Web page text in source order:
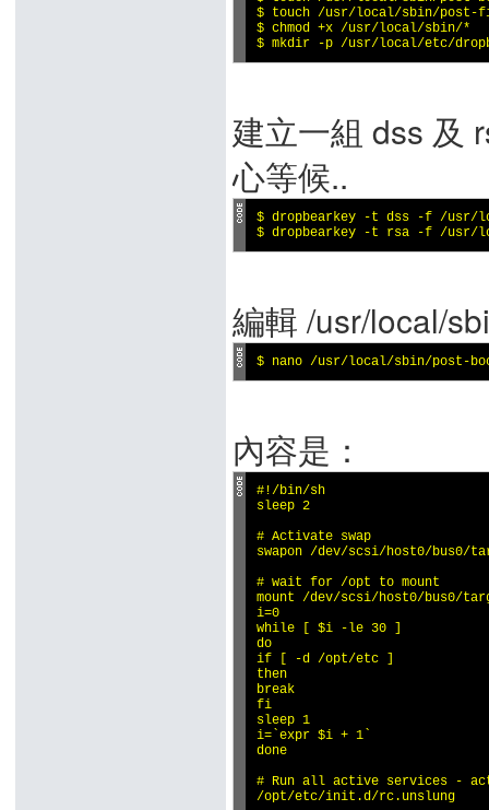
$ touch /usr/local/sbin/post-
$ chmod +x /usr/local/sbin/*
$ mkdir -p /usr/local/etc/
建立一組 dss 及
心等候..
$ dropbearkey -t dss -f /usr/
$ dropbearkey -t rsa -f /usr/
編輯 /usr/local/
$ nano /usr/local/sbin/post-
內容是：
#!/bin/sh
sleep 2
# Activate swap
swapon /dev/scsi/host0/bus0/
# wait for /opt to mount
mount /dev/scsi/host0/bus0/
i=0
while [ $i -le 30 ]
do
if [ -d /opt/etc ]
then
break
fi
sleep 1
i=`expr $i + 1`
done
# Run all active services -
/opt/etc/init.d/rc.unslung